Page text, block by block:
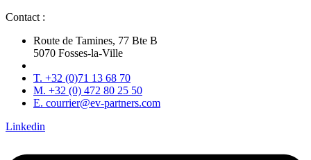
Contact :
Route de Tamines, 77 Bte B
5070 Fosses-la-Ville
T. +32 (0)71 13 68 70
M. +32 (0) 472 80 25 50
E. courrier@ev-partners.com
Linkedin